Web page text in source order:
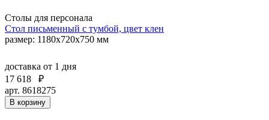
Столы для персонала
Стол письменный с тумбой, цвет клен
размер: 1180х720х750 мм
доставка от 1 дня
17 618
₽
арт. 8618275
В корзину